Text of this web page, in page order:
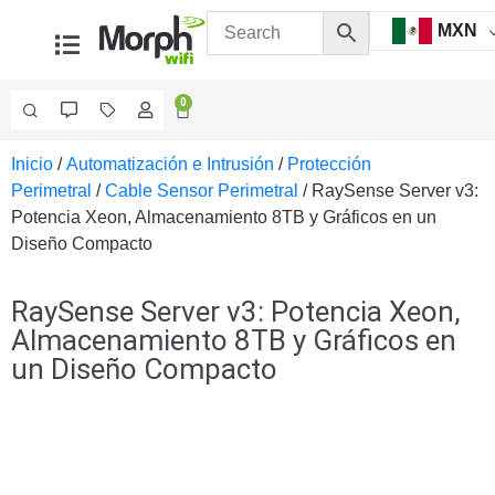
MXN
0
Videovigilancia
Accesorios
Generales
Accesorios
Fibra
Accesorios
para
Computadora
y
Inicio /Automatización e Intrusión / Protección
Perimetral /Cable Sensor Perimetral / RaySense Server v3:
Potencia Xeon, Almacenamiento 8TB y Gráficos en un
Diseño Compacto
RaySense Server v3: Potencia Xeon,
Almacenamiento 8TB y Gráficos en
un Diseño Compacto